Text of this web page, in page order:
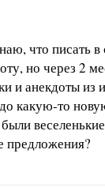
что писать в
но через 2
и анекдоты из
какую-то
предложения?